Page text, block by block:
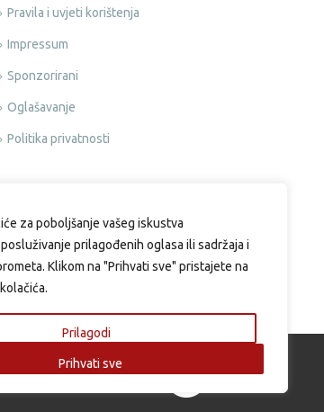
za poboljšanje vašeg iskustva
prilagođenih oglasa ili sadržaja i
Klikom na "Prihvati sve" pristajete na
Prilagodi
Prihvati sve
Pravila i uvjeti korištenja
Impressum
Sponzorirani
Oglašavanje
Politika privatnosti
& Development by: